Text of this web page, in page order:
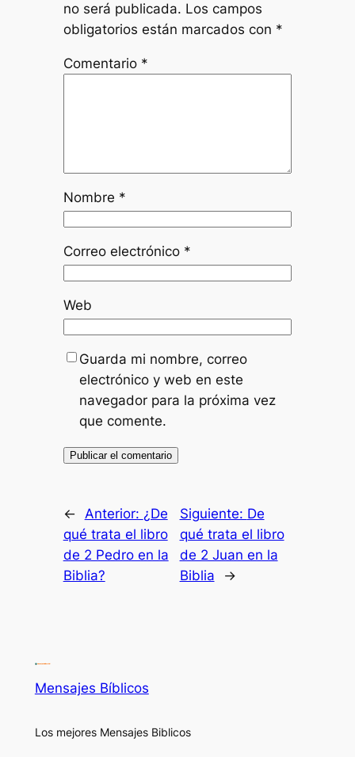
no será publicada. Los campos
obligatorios están marcados con *
Comentario *
Nombre *
Correo electrónico *
Web
Guarda mi nombre, correo
electrónico y web en este
navegador para la próxima vez
que comente.
← Anterior: ¿De
qué trata el libro
de 2 Pedro en la
Biblia?
Siguiente: De
qué trata el libro
de 2 Juan en la
Biblia
→
Mensajes Bíblicos
Los mejores Mensajes Biblicos